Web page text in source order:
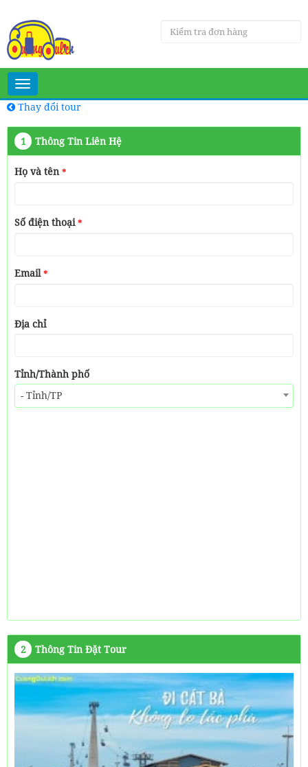
Toggle
navigation
Thay đổi tour
1 Thông Tin Liên Hệ
Họ và tên*
Số điện thoại*
Email*
Địa chỉ
Tỉnh/Thành phố
- Tỉnh/TP
2 Thông Tin Đặt Tour